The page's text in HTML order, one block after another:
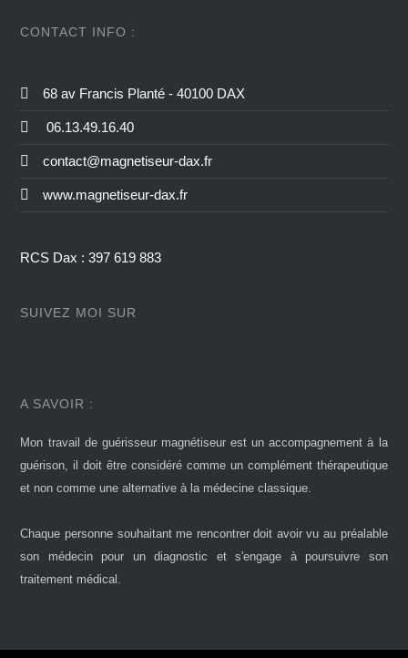
CONTACT INFO :
68 av Francis Planté - 40100 DAX
06.13.49.16.40
contact@magnetiseur-dax.fr
www.magnetiseur-dax.fr
RCS Dax : 397 619 883
SUIVEZ MOI SUR
A SAVOIR :
Mon travail de guérisseur magnétiseur est un accompagnement à la
guérison, il doit être considéré comme un complément thérapeutique
et non comme une alternative à la médecine classique.
Chaque personne souhaitant me rencontrer doit avoir vu au préalable
son médecin pour un diagnostic et s'engage à poursuivre son
traitement médical.